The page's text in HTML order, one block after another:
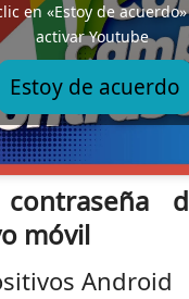
en «Estoy de
activar Youtube
Estoy de acuerdo
contraseña
móvil
Android